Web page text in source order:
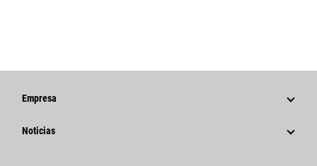
Empresa
Estrategia
Noticias